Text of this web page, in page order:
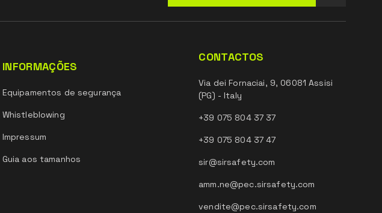
INFORMAÇÕES
Equipamentos de segurança
Whistleblowing
Impressum
Guia aos tamanhos
CONTACTOS
Via dei Fornaciai, 9, 06081 Assisi
(PG) - Italy
+39 075 804 37 37
+39 075 804 37 47
sir@sirsafety.com
amm.ne@pec.sirsafety.com
vendite@pec.sirsafety.com